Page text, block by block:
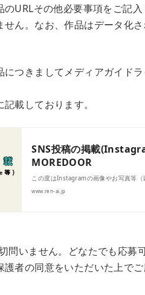
URLその他必要事項をご記
ん。なお、作品はデータ化
につきましてメディアガイド
載しております。
SNS投稿の掲載
MOREDOOR
この度はInstagramの画像やお写真等
www.ren-ai.jp
問いません。どなたでも応募
者の同意をいただいた上でご